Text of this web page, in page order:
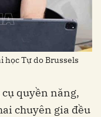
học Tự do Brussels
quyền năng,
chuyên gia đều